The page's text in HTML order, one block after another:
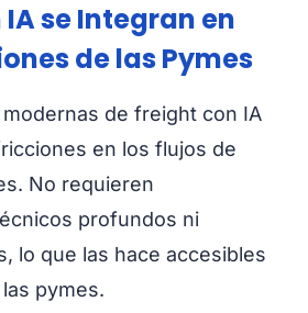
se Integran en
de las Pymes
de freight con IA
en los flujos de
No requieren
profundos ni
lo que las hace accesibles
pymes.